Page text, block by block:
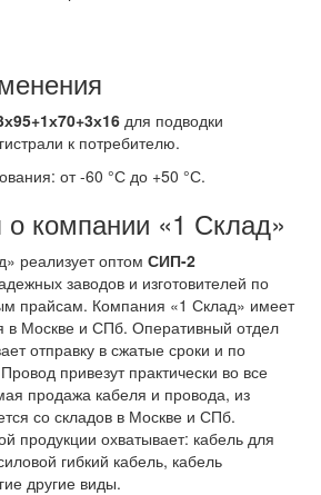
для подводки
к потребителю.
от -60 °С до +50 °С.
компании «1 Склад»
реализует оптом СИП-2
заводов и изготовителей по
прайсам. Компания «1 Склад» имеет
в Москве и СПб. Оперативный отдел
отправку в сжатые сроки и по
привезут практически во все
продажа кабеля и провода, из
со складов в Москве и СПб.
продукции охватывает: кабель для
гибкий кабель, кабель
другие виды.